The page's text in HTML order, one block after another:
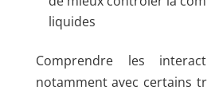
liquides
Comprendre les
notamment avec certains